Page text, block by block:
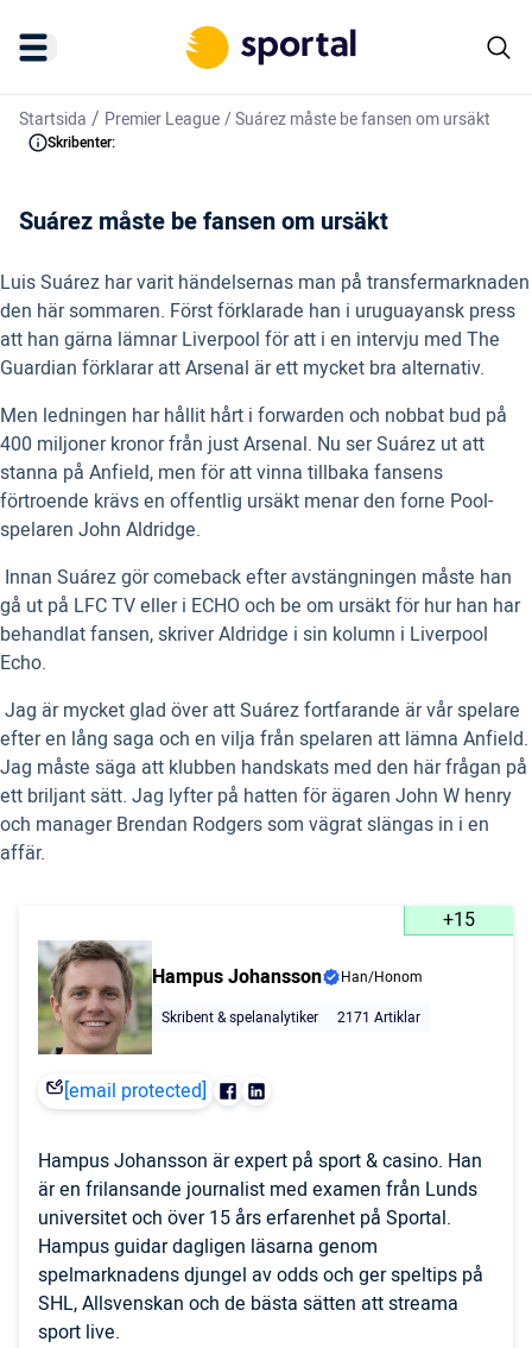
Startsida / Premier League/Suárez måste be fansen om ursäkt
Skribenter:
Suárez måste be fansen om ursäkt
Luis Suárez har varit händelsernas man på transfermarknaden
den här sommaren. Först förklarade han i uruguayansk press
att han gärna lämnar Liverpool för att i en intervju med The
Guardian förklarar att Arsenal är ett mycket bra alternativ.
Men ledningen har hållit hårt i forwarden och nobbat bud på
400 miljoner kronor från just Arsenal. Nu ser Suárez ut att
stanna på Anfield, men för att vinna tillbaka fansens
förtroende krävs en offentlig ursäkt menar den forne Pool-
spelaren John Aldridge.
 Innan Suárez gör comeback efter avstängningen måste han
gå ut på LFC TV eller i ECHO och be om ursäkt för hur han har
behandlat fansen, skriver Aldridge i sin kolumn i Liverpool
Echo.
 Jag är mycket glad över att Suárez fortfarande är vår spelare
efter en lång saga och en vilja från spelaren att lämna Anfield.
Jag måste säga att klubben handskats med den här frågan på
ett briljant sätt. Jag lyfter på hatten för ägaren John W henry
och manager Brendan Rodgers som vägrat slängas in i en
affär.
+15
Hampus Johansson
Han/Honom
Skribent & spelanalytiker
2171 Artiklar
[email protected]
Hampus Johansson är expert på sport & casino. Han
är en frilansande journalist med examen från Lunds
universitet och över 15 års erfarenhet på Sportal.
Hampus guidar dagligen läsarna genom
spelmarknadens djungel av odds och ger speltips på
SHL, Allsvenskan och de bästa sätten att streama
sport live.